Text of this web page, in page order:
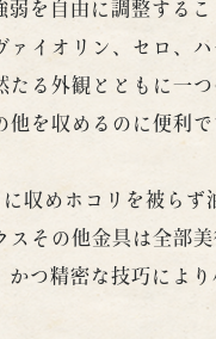
を自由に調整する
イオリン、セロ、
る外観とともに一
他を収めるのに便利
収めホコリを被ら
その他金具は全部
つ精密な技巧によ